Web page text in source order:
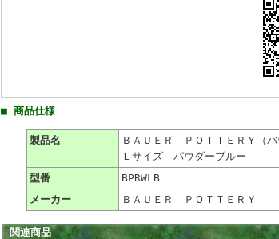
■ 商品仕様
製品名
ＢＡＵＥＲ ＰＯＴＴＥＲＹ（
Ｌサイズ パウダーブルー
型番
BPRWLB
メーカー
ＢＡＵＥＲ ＰＯＴＴＥＲＹ
関連商品